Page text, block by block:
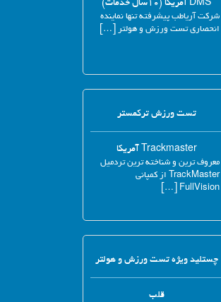
DMS آمریکا (۱۰سال خدمات)
شرکت آریاطب پیشرفته تنها نماینده
انحصاری تست ورزش و هولتر […]
تست ورزش ترکمستر
Trackmaster آمریکا
معروف ترین و شناخته ترین تردمیل
TrackMaster از کمپانی
FullVision […]
چستلید ویژه تست ورزش و هولتر
قلب